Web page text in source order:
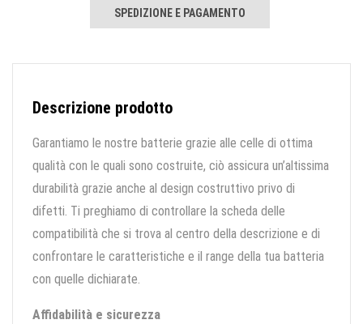
SPEDIZIONE E PAGAMENTO
Descrizione prodotto
Garantiamo le nostre batterie grazie alle celle di ottima
qualità con le quali sono costruite, ciò assicura un’altissima
durabilità grazie anche al design costruttivo privo di
difetti. Ti preghiamo di controllare la scheda delle
compatibilità che si trova al centro della descrizione e di
confrontare le caratteristiche e il range della tua batteria
con quelle dichiarate.
Affidabilità e sicurezza